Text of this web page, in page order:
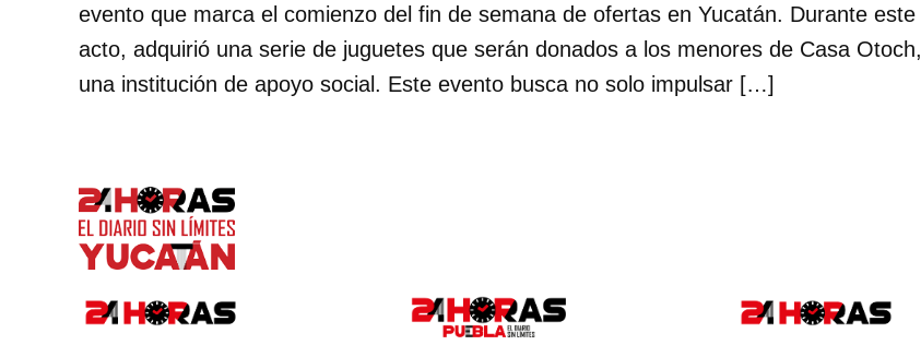
evento que marca el comienzo del fin de semana de ofertas en Yucatán. Durante este
acto, adquirió una serie de juguetes que serán donados a los menores de Casa Otoch,
una institución de apoyo social. Este evento busca no solo impulsar […]